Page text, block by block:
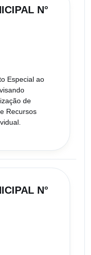
N°
Especial ao
de
Recursos
N°